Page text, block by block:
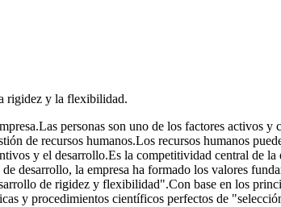
rigidez y la flexibilidad.
personas son uno de los factores activos y
de recursos humanos.Los recursos humanos
y el desarrollo.Es la competitividad central de la
desarrollo, la empresa ha formado los valores
de rigidez y flexibilidad".Con base en los
y procedimientos científicos perfectos de